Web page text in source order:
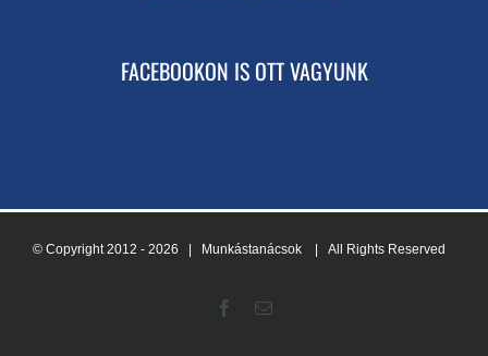
FACEBOOKON IS OTT VAGYUNK
© Copyright 2012 - 2026 | Munkástanácsok | All Rights Reserved
Facebook
Email